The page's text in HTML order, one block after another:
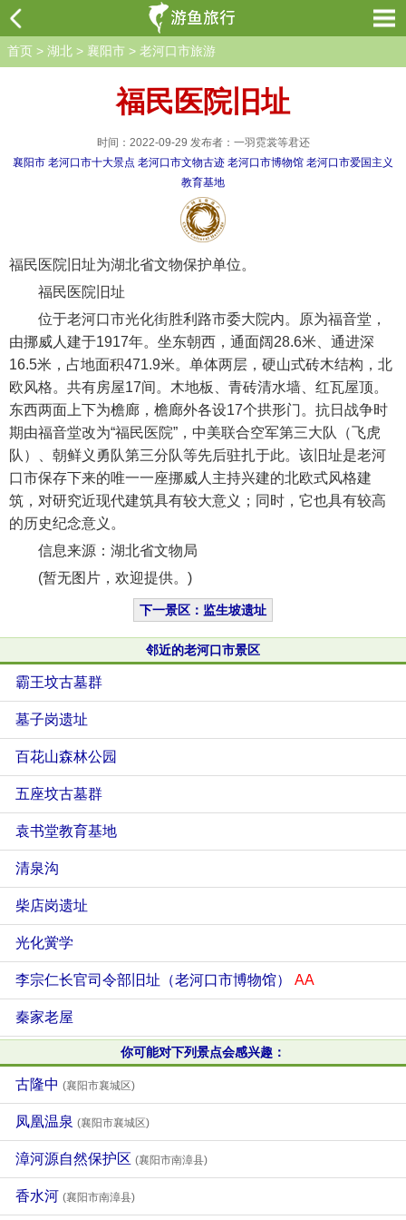
首页 > 湖北 > 襄阳市 > 老河口市旅游
福民医院旧址
时间：2022-09-29 发布者：一羽霓裳等君还
襄阳市 老河口市十大景点 老河口市文物古迹 老河口市博物馆 老河口市爱国主义
教育基地
福民医院旧址为湖北省文物保护单位。
福民医院旧址
位于老河口市光化街胜利路市委大院内。原为福音堂，
由挪威人建于1917年。坐东朝西，通面阔28.6米、通进深
16.5米，占地面积471.9米。单体两层，硬山式砖木结构，北
欧风格。共有房屋17间。木地板、青砖清水墙、红瓦屋顶。
东西两面上下为檐廊，檐廊外各设17个拱形门。抗日战争时
期由福音堂改为“福民医院”，中美联合空军第三大队（飞虎
队）、朝鲜义勇队第三分队等先后驻扎于此。该旧址是老河
口市保存下来的唯一一座挪威人主持兴建的北欧式风格建
筑，对研究近现代建筑具有较大意义；同时，它也具有较高
的历史纪念意义。
信息来源：湖北省文物局
(暂无图片，欢迎提供。)
下一景区：监生坡遗址
邻近的老河口市景区
霸王坟古墓群
墓子岗遗址
百花山森林公园
五座坟古墓群
袁书堂教育基地
清泉沟
柴店岗遗址
光化黉学
李宗仁长官司令部旧址（老河口市博物馆） AA
秦家老屋
你可能对下列景点会感兴趣：
古隆中 (襄阳市襄城区)
凤凰温泉 (襄阳市襄城区)
漳河源自然保护区 (襄阳市南漳县)
香水河 (襄阳市南漳县)